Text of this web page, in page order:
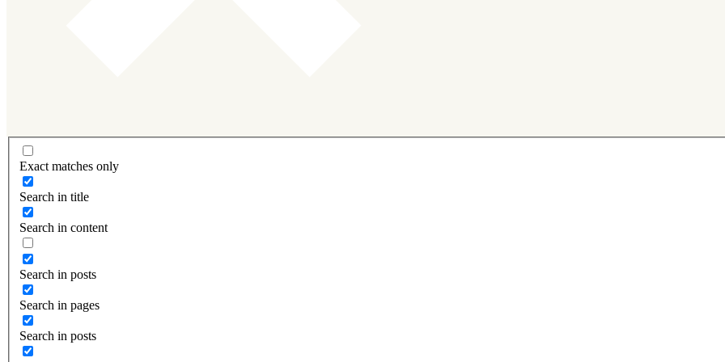
Exact matches only
Search in title
Search in content
Search in posts
Search in pages
Search in posts